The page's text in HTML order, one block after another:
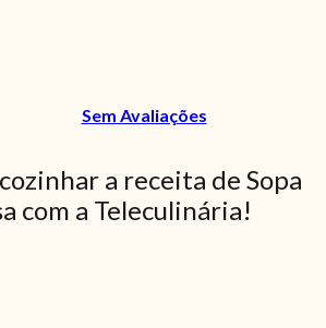
Sem Avaliações
a receita de Sopa
com a Teleculinária!